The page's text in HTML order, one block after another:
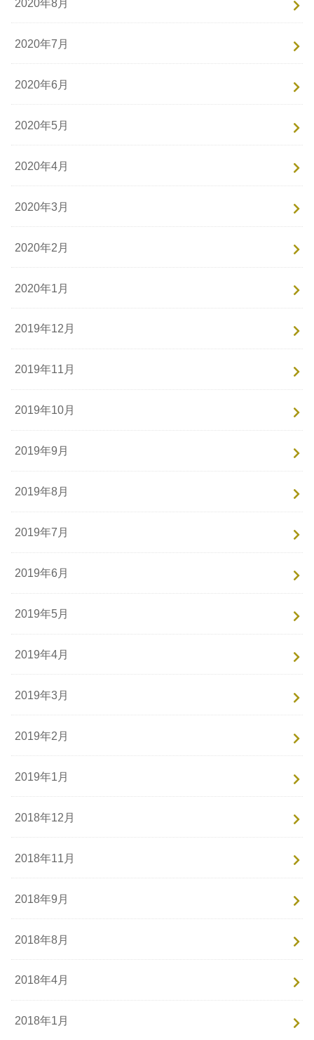
2020年8月
2020年7月
2020年6月
2020年5月
2020年4月
2020年3月
2020年2月
2020年1月
2019年12月
2019年11月
2019年10月
2019年9月
2019年8月
2019年7月
2019年6月
2019年5月
2019年4月
2019年3月
2019年2月
2019年1月
2018年12月
2018年11月
2018年9月
2018年8月
2018年4月
2018年1月